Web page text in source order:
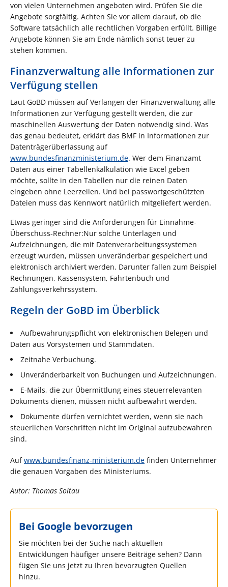
von vielen Unternehmen angeboten wird. Prüfen Sie die
Angebote sorgfältig. Achten Sie vor allem darauf, ob die
Software tatsächlich alle rechtlichen Vorgaben erfüllt. Billige
Angebote können Sie am Ende nämlich sonst teuer zu
stehen kommen.
Finanzverwaltung alle Informationen zur
Verfügung stellen
Laut GoBD müssen auf Verlangen der Finanzverwaltung alle
Informationen zur Verfügung gestellt werden, die zur
maschinellen Auswertung der Daten notwendig sind. Was
das genau bedeutet, erklärt das BMF in Informationen zur
Datenträgerüberlassung auf
www.bundesfinanzministerium.de. Wer dem Finanzamt
Daten aus einer Tabellenkalkulation wie Excel geben
möchte, sollte in den Tabellen nur die reinen Daten
eingeben ohne Leerzeilen. Und bei passwortgeschützten
Dateien muss das Kennwort natürlich mitgeliefert werden.
Etwas geringer sind die Anforderungen für Einnahme-
Überschuss-Rechner:Nur solche Unterlagen und
Aufzeichnungen, die mit Datenverarbeitungssystemen
erzeugt wurden, müssen unveränderbar gespeichert und
elektronisch archiviert werden. Darunter fallen zum Beispiel
Rechnungen, Kassensystem, Fahrtenbuch und
Zahlungsverkehrssystem.
Regeln der GoBD im Überblick
Aufbewahrungspflicht von elektronischen Belegen und
Daten aus Vorsystemen und Stammdaten.
Zeitnahe Verbuchung.
Unveränderbarkeit von Buchungen und Aufzeichnungen.
E-Mails, die zur Übermittlung eines steuerrelevanten
Dokuments dienen, müssen nicht aufbewahrt werden.
Dokumente dürfen vernichtet werden, wenn sie nach
steuerlichen Vorschriften nicht im Original aufzubewahren
sind.
Aufwww.bundesfinanz-ministerium.de finden Unternehmer
die genauen Vorgaben des Ministeriums.
Autor: Thomas Soltau
Bei Google bevorzugen
Sie möchten bei der Suche nach aktuellen
Entwicklungen häufiger unsere Beiträge sehen? Dann
fügen Sie uns jetzt zu Ihren bevorzugten Quellen
hinzu.